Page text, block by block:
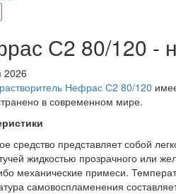
С2 80/120 -
2026
Нефрас С2 80/120
в современном мире.
средство представляет собой
жидкостью прозрачного или
механические примеси.
самовоспламенения